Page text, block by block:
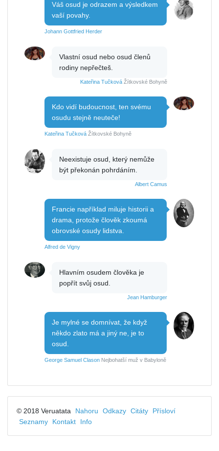
Váš osud je odrazem a výsledkem
vaší povahy.
Johann Gottfried Herder
Vlastní osud nebo osud členů
rodiny nepřečteš.
Kateřina Tučková Žítkovské Bohyně
Kdo vidí budoucnost, ten svému
osudu stejně neuteče!
Kateřina Tučková Žítkovské Bohyně
Neexistuje osud, který nemůže
být překonán pohrdáním.
Albert Camus
Francie například miluje historii a
drama, protože člověk zkoumá
obrovské osudy lidstva.
Alfred de Vigny
Hlavním osudem člověka je
popřít svůj osud.
Jean Hamburger
Je mylné se domnívat, že když
někdo zlato má a jiný ne, je to
osud.
George Samuel Clason Nejbohatší muž v Babyloně
© 2018 Veruatata Nahoru Odkazy Citáty
Přísloví
Seznamy
Kontakt Info